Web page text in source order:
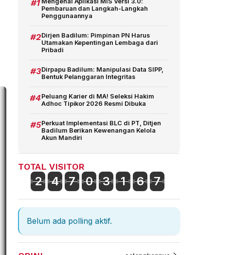
#1
Pembaruan dan Langkah-Langkah
Penggunaannya
#2Dirjen Badilum: Pimpinan PN Harus
Utamakan Kepentingan Lembaga dari
Pribadi
#3Dirpapu Badilum: Manipulasi Data SIPP,
Bentuk Pelanggaran Integritas
#4Peluang Karier di MA! Seleksi Hakim
Adhoc Tipikor 2026 Resmi Dibuka
#5Perkuat Implementasi BLC di PT, Ditjen
Badilum Berikan Kewenangan Kelola
Akun Mandiri
TOTAL VISITOR
2 4 7 0 3 1 6 7
Belum ada polling aktif.